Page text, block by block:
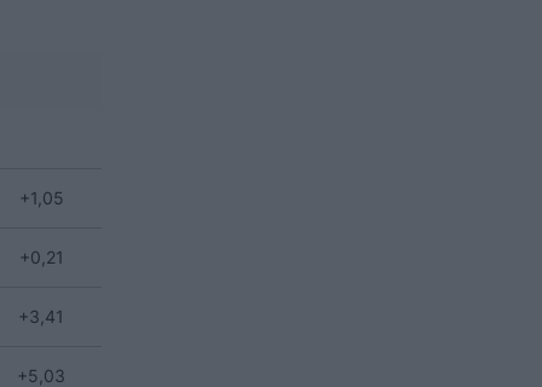
+1,05
+0,21
+3,41
+5,03